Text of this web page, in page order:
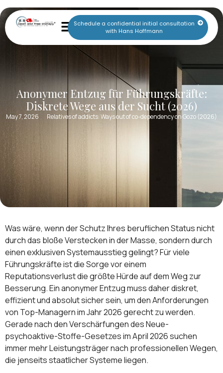
Schedule a confidential initial consultation
with Hans Hoffmann
Anonymer Entzug für Führungskräfte:
Diskrete Wege aus der Sucht (2026)
May 7, 2026 Relatives of addicts: Ways out of co-dependency on Gozo (2026)
Was wäre, wenn der Schutz Ihres beruflichen Status nicht
durch das bloße Verstecken in der Masse, sondern durch
einen exklusiven Systemausstieg gelingt? Für viele
Führungskräfte ist die Sorge vor einem
Reputationsverlust die größte Hürde auf dem Weg zur
Besserung. Ein anonymer Entzug muss daher diskret,
effizient und absolut sicher sein, um den Anforderungen
von Top-Managern im Jahr 2026 gerecht zu werden.
Gerade nach den Verschärfungen des Neue-
psychoaktive-Stoffe-Gesetzes im April 2026 suchen
immer mehr Leistungsträger nach professionellen Wegen,
die jenseits staatlicher Systeme liegen.